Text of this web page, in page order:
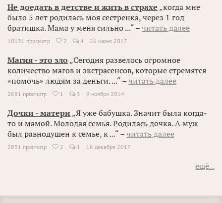
Не доедать в детстве и жить в страхе „когда мне
было 5 лет родилась моя сестренка, через 1 год
братишка. Мама у меня сильно ...“ – читать далее
10131 просмотр  2 4 26 июня 2017
Магия - это зло „Сегодня развелось огромное
количество магов и экстрасенсов, которые стремятся
«помочь» людям за деньги. ...“ – читать далее
2881 просмотр  1 3 9 ноября 2014
Дочки - матери „Я уже бабушка. Значит была когда-
то и мамой. Молодая семья. Родилась дочка. А муж
был равнодушен к семье, к ...“ – читать далее
2831 просмотр  2 1 16 декабря 2017
ещё...